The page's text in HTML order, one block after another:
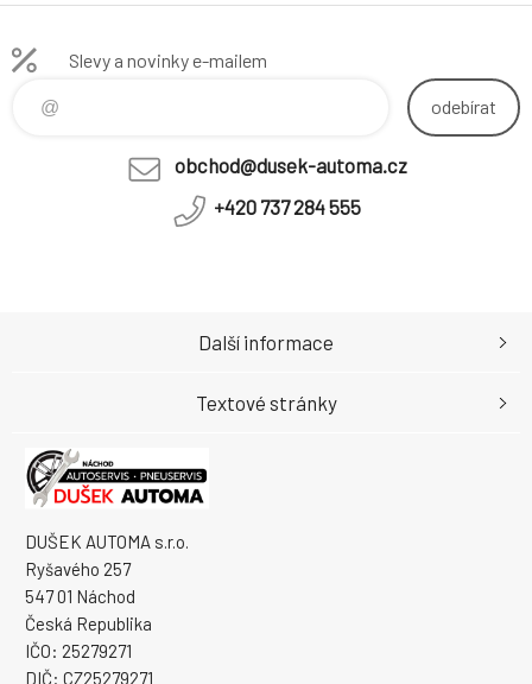
Slevy a novinky e-mailem
odebírat
obchod@dusek-automa.cz
+420 737 284 555
DUŠEK AUTOMA s.r.o.
Ryšavého 257
547 01 Náchod
Česká Republika
IČO: 25279271
DIČ: CZ25279271
Další informace
Textové stránky